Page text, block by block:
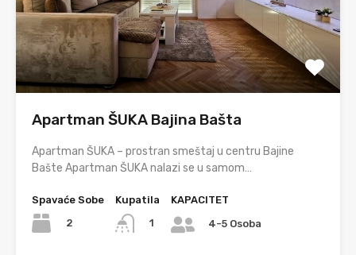
Apartman ŠUKA Bajina Bašta
Apartman ŠUKA – prostran smeštaj u centru Bajine
Bašte Apartman ŠUKA nalazi se u samom…
Spavaće Sobe
2
Kupatila
1
KAPACITET
4-5 Osoba